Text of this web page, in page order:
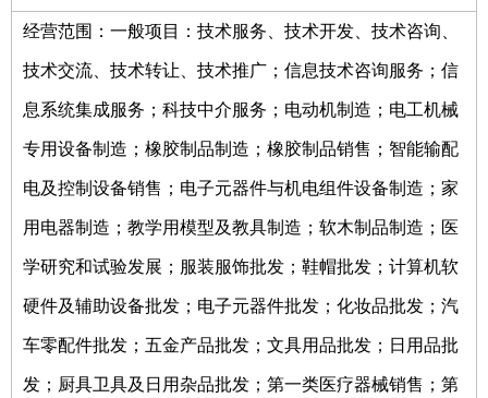
经营范围：一般项目：技术服务、技术开发、技术咨询、
技术交流、技术转让、技术推广；信息技术咨询服务；信
息系统集成服务；科技中介服务；电动机制造；电工机械
专用设备制造；橡胶制品制造；橡胶制品销售；智能输配
电及控制设备销售；电子元器件与机电组件设备制造；家
用电器制造；教学用模型及教具制造；软木制品制造；医
学研究和试验发展；服装服饰批发；鞋帽批发；计算机软
硬件及辅助设备批发；电子元器件批发；化妆品批发；汽
车零配件批发；五金产品批发；文具用品批发；日用品批
发；厨具卫具及日用杂品批发；第一类医疗器械销售；第